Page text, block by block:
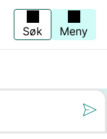
Søk Meny